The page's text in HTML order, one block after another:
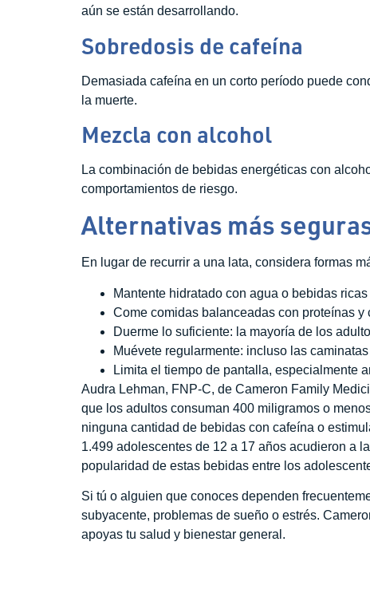
aún se están desarrollando.
Sobredosis de cafeína
Demasiada cafeína en un corto período puede
la muerte.
Mezcla con alcohol
La combinación de bebidas energéticas con
comportamientos de riesgo.
Alternativas más
En lugar de recurrir a una lata, considera formas
Mantente hidratado con agua o bebidas
Come comidas balanceadas con proteínas y
Duerme lo suficiente: la mayoría de los
Muévete regularmente: incluso las
Limita el tiempo de pantalla, especialmente
Audra Lehman, FNP-C, de Cameron Family
que los adultos consuman 400 miligramos o
ninguna cantidad de bebidas con cafeína o
1.499 adolescentes de 12 a 17 años acudieron a
popularidad de estas bebidas entre los
Si tú o alguien que conoces dependen
subyacente, problemas de sueño o estrés.
apoyas tu salud y bienestar general.